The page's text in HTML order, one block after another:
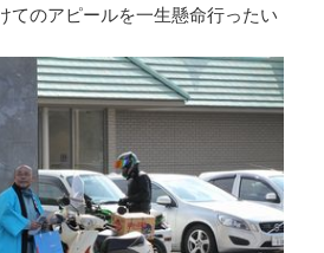
てのアピールを一生懸命行ったい